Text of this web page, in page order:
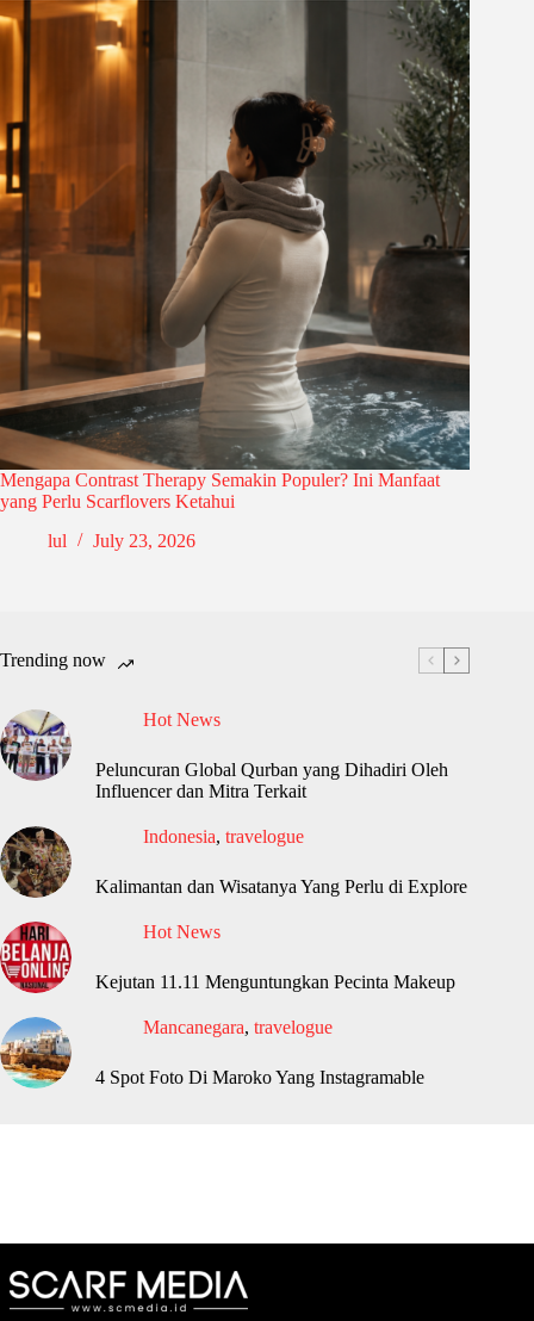
Mengapa Contrast Therapy Semakin Populer? Ini Manfaat
yang Perlu Scarflovers Ketahui
lul
July 23, 2026
Trending now
Hot News
Peluncuran Global Qurban yang Dihadiri Oleh
Influencer dan Mitra Terkait
Indonesia, travelogue
Kalimantan dan Wisatanya Yang Perlu di Explore
Hot News
Kejutan 11.11 Menguntungkan Pecinta Makeup
Mancanegara, travelogue
4 Spot Foto Di Maroko Yang Instagramable